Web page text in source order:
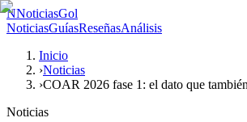
NNoticiasGol
NoticiasGuíasReseñasAnálisis
Inicio
›Noticias
›COAR 2026 fase 1: el dato que
Noticias